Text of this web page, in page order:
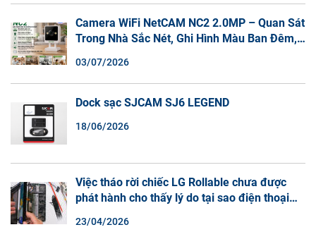
Camera WiFi NetCAM NC2 2.0MP – Quan Sát
Trong Nhà Sắc Nét, Ghi Hình Màu Ban Đêm,
03/07/2026
Dock sạc SJCAM SJ6 LEGEND
18/06/2026
Việc tháo rời chiếc LG Rollable chưa được
phát hành cho thấy lý do tại sao điện thoại
23/04/2026